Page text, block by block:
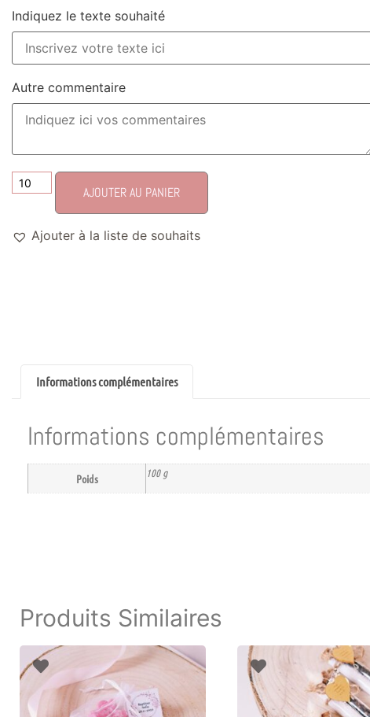
Indiquez le texte souhaité
Autre commentaire
AJOUTER AU PANIER
Ajouter à la liste de souhaits
Informations complémentaires
Informations complémentaires
Poids 100 g
Produits Similaires